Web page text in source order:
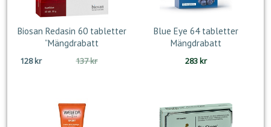
Biosan Redasin 60 tabletter
”Mängdrabatt
137krDet
128kr
Det
Blue Eye 64 tabletter
Mängdrabatt
283kr